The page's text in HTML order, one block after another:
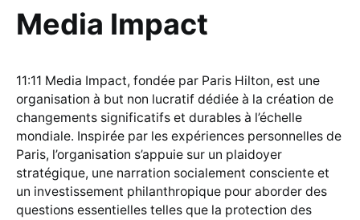
Media Impact
11:11 Media Impact, fondée par Paris Hilton, est une
organisation à but non lucratif dédiée à la création de
changements significatifs et durables à l’échelle
mondiale. Inspirée par les expériences personnelles de
Paris, l’organisation s’appuie sur un plaidoyer
stratégique, une narration socialement consciente et
un investissement philanthropique pour aborder des
questions essentielles telles que la protection des